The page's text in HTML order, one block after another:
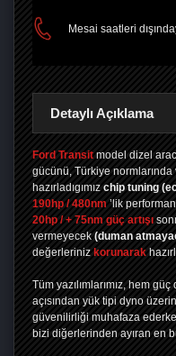
Mesai saatleri
Detaylı Açıklama
Ford Transit model dizel
gücünü, Türkiye
hazırladıgımız chip tuning
190hp / 480nm ’lik
20hp / + 75nm güç artışı
vermeyecek (duman
değerleriniz korunarak
Tüm yazılımlarımız, hem
açısından yük tipi dyno
güvenilirliği muhafaza
bizi diğerlerinden ayıran en